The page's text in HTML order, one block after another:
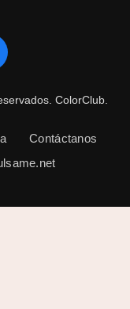
ColorClub.
Contáctanos